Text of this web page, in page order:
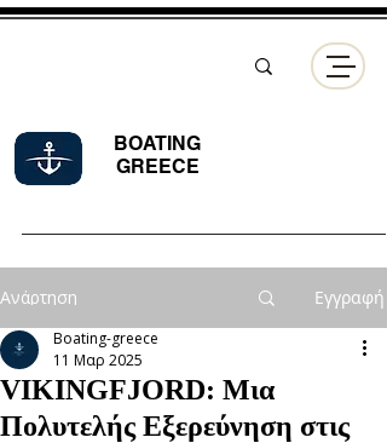
BOATING
GREECE
Ανάρτηση Εγγραφή
VIKINGFJORD: Μια
Πολυτελής Εξερεύνηση στις
Boating-greece
11 Μαρ 2025